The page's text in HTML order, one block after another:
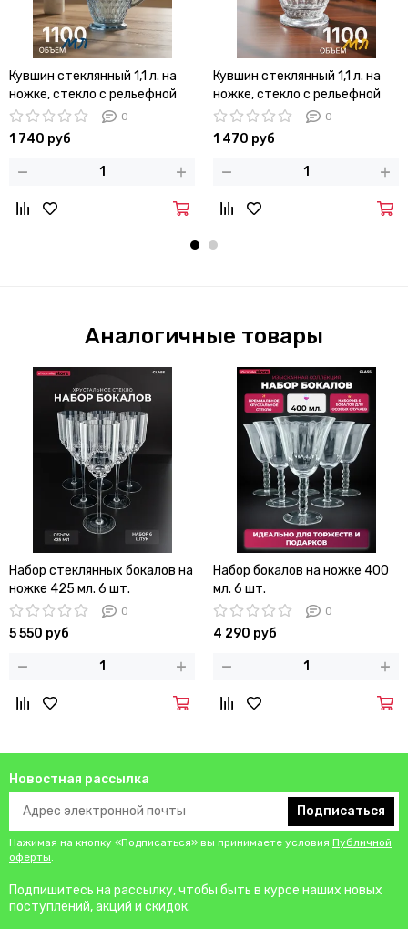
Кувшин стеклянный 1,1 л. на
ножке, стекло с рельефной
огранкой
0
1 740 руб
Кувшин стеклянный 1,1 л. на
ножке, стекло с рельефной
огранкой
0
1 470 руб
Аналогичные товары
Набор стеклянных бокалов на
ножке 425 мл. 6 шт.
0
5 550 руб
Набор бокалов на ножке 400
мл. 6 шт.
0
4 290 руб
Новостная рассылка
Подписаться
Нажимая на кнопку «Подписаться» вы принимаете условия Публичной
оферты.
Подпишитесь на рассылку, чтобы быть в курсе наших новых
поступлений, акций и скидок.